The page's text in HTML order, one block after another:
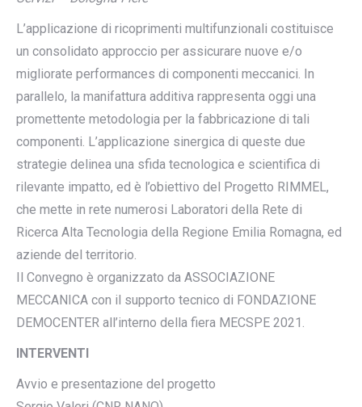
L’applicazione di ricoprimenti multifunzionali costituisce
un consolidato approccio per assicurare nuove e/o
migliorate performances di componenti meccanici. In
parallelo, la manifattura additiva rappresenta oggi una
promettente metodologia per la fabbricazione di tali
componenti. L’applicazione sinergica di queste due
strategie delinea una sfida tecnologica e scientifica di
rilevante impatto, ed è l’obiettivo del Progetto RIMMEL,
che mette in rete numerosi Laboratori della Rete di
Ricerca Alta Tecnologia della Regione Emilia Romagna, ed
aziende del territorio.
Il Convegno è organizzato da ASSOCIAZIONE
MECCANICA con il supporto tecnico di FONDAZIONE
DEMOCENTER all’interno della fiera MECSPE 2021.
INTERVENTI
Avvio e presentazione del progetto